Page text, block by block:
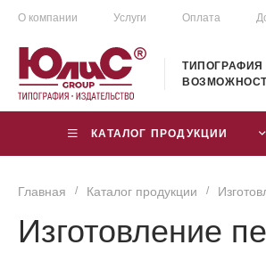
О компании Услуги Оплата
КАТАЛОГ ПРОДУКЦИИ
Главная / Каталог продукции /
Изготовление